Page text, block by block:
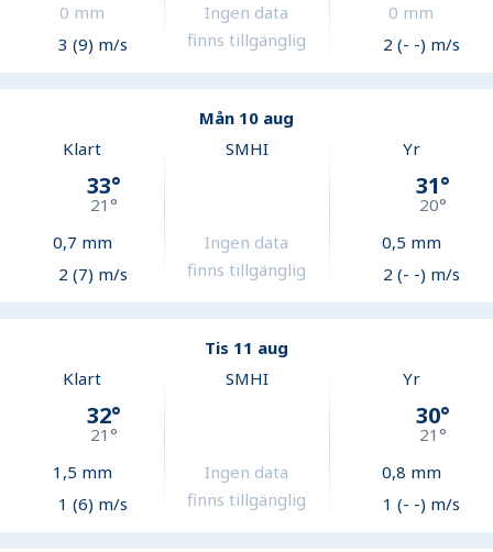
0 mm
3 (9) m/s
Ingen data
finns tillgänglig
0 mm
2 (- -) m/s
Mån 10 aug
Klart
33°
21°
0,7 mm
2 (7) m/s
SMHI
Ingen data
finns tillgänglig
Yr
31°
20°
0,5 mm
2 (- -) m/s
Tis 11 aug
Klart
32°
21°
1,5 mm
1 (6) m/s
SMHI
Ingen data
finns tillgänglig
Yr
30°
21°
0,8 mm
1 (- -) m/s